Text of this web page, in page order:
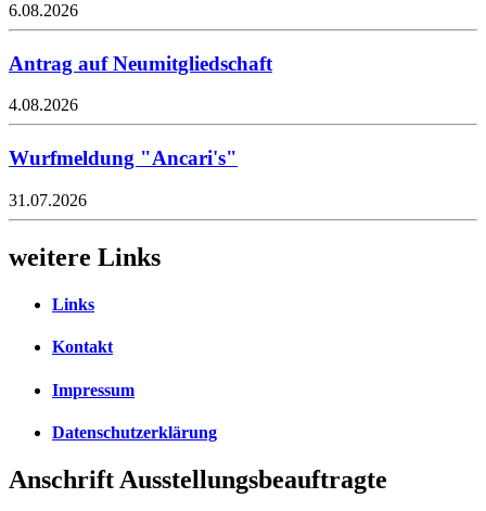
6.08.2026
Antrag auf Neumitgliedschaft
4.08.2026
Wurfmeldung "Ancari's"
31.07.2026
weitere Links
Links
Kontakt
Impressum
Datenschutzerklärung
Anschrift Ausstellungsbeauftragte